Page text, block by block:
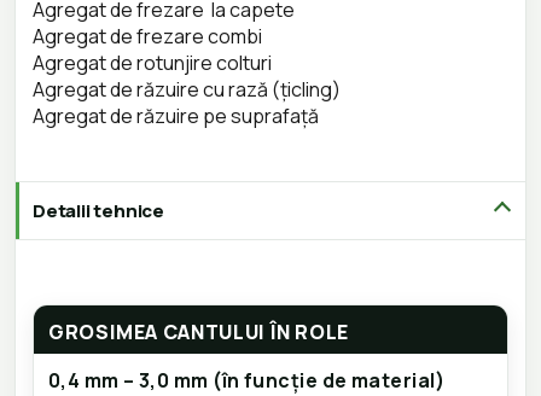
Agregat de frezare la capete
Agregat de frezare combi
Agregat de rotunjire colturi
Agregat de răzuire cu rază (țicling)
Agregat de răzuire pe suprafață
Detalii tehnice
GROSIMEA CANTULUI ÎN ROLE
0,4 mm – 3,0 mm (în funcție de material)